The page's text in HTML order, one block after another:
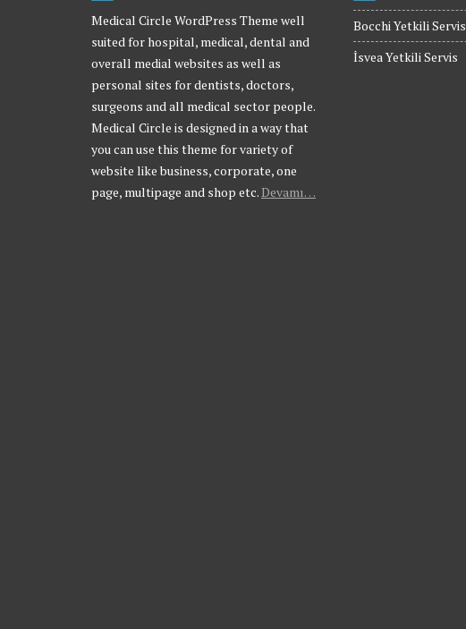
Medical Circle WordPress Theme well
suited for hospital, medical, dental and
overall medial websites as well as
personal sites for dentists, doctors,
surgeons and all medical sector people.
Medical Circle is designed in a way that
you can use this theme for variety of
website like business, corporate, one
page, multipage and shop etc.Devamı…
Bocchi Yetkili Servis
İsvea Yetkili Servis